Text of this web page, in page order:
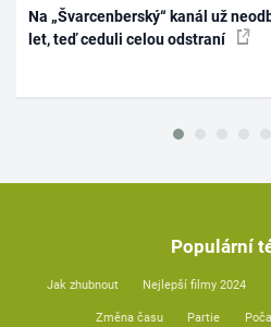
Na „Švarcenberský“ kanál už
let, teď ceduli celou odstraní
Populární
Jak zhubnout Nejlepší filmy 2024
Změna času Partie